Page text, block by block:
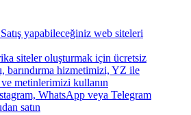
Satış yapabileceğiniz web siteleri
siteler oluşturmak için ücretsiz
barındırma hizmetimizi, YZ ile
metinlerimizi kullanın
WhatsApp veya Telegram
satın